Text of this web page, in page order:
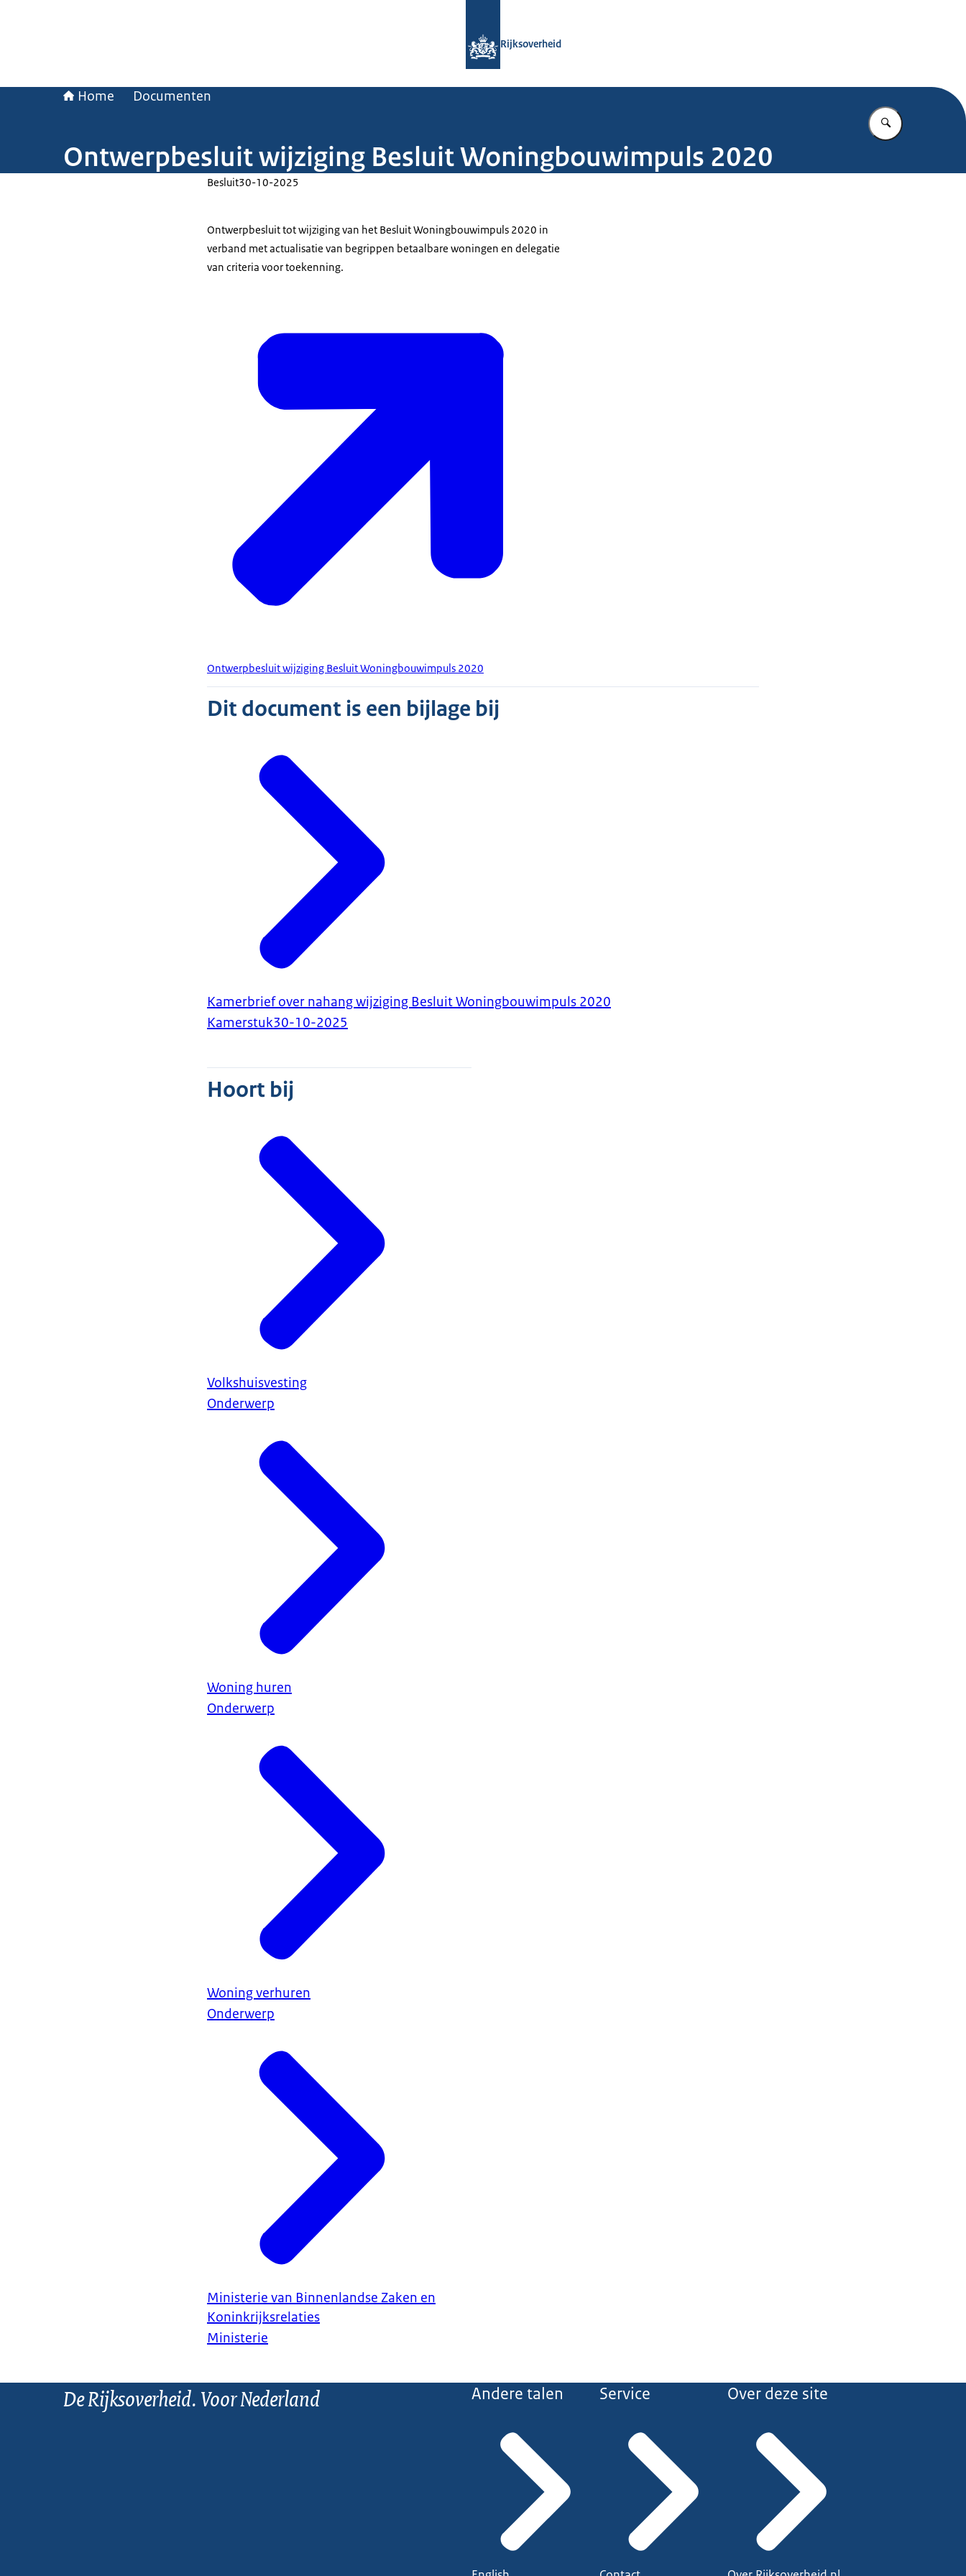
Rijksoverheid
Home Documenten
Vul in wat u
Ontwerpbesluit wijziging Besluit Woningbouwimpuls 2020
Besluit30-10-2025
Ontwerpbesluit tot wijziging van het Besluit Woningbouwimpuls 2020 in
verband met actualisatie van begrippen betaalbare woningen en delegatie
van criteria voor toekenning.
Ontwerpbesluit wijziging Besluit Woningbouwimpuls 2020
Dit document is een bijlage bij
Kamerbrief over nahang wijziging Besluit Woningbouwimpuls 2020
Kamerstuk30-10-2025
Hoort bij
Volkshuisvesting
Onderwerp
Woning huren
Onderwerp
Woning verhuren
Onderwerp
Ministerie van Binnenlandse Zaken en
Koninkrijksrelaties
Ministerie
De Rijksoverheid. Voor Nederland Andere talen Service Over deze site